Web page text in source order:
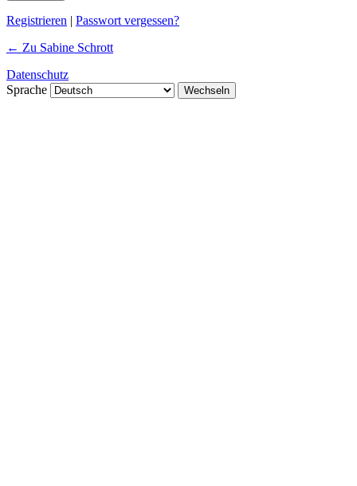
Registrieren | Passwort vergessen?
← Zu Sabine Schrott
Datenschutz
Sprache